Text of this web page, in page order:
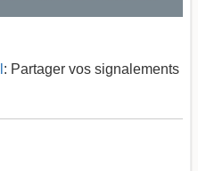
: Partager vos signalements